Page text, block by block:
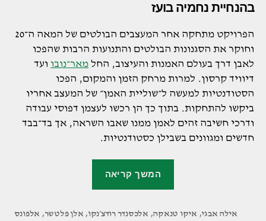
בהנחיית נחמיה בועז
הפרויקט מתחקה אחר המעצבים הבולטים של המאה ה־20
וחוקר את הסגנונות הבולטים והתנועות הרבות שהפכו
לאבן דרך בעולם האמנות והעיצוב, החל מאר־נובו ועד
דיוויד קרסון. למרות מרחק הזמן והמקום, הפכו
הסטודנטיות למעשה ל״שוליית האמן״ של המעצב אחריו
ביקשו להתחקות. בתוך כך הן רכשו לעצמן דפוסי עבודה
ודרכי חשיבה זהים לאמן ממנו שאבו השראה, אך בד־בבד
חדשים ומגוונים בשבילן כסטודנטיות.
המשך קריאה
עיצבו
אילה אבגי, איקו טנאקה, אלכסנדר רודצ׳נקו, אלן פלטשר, אלפונס